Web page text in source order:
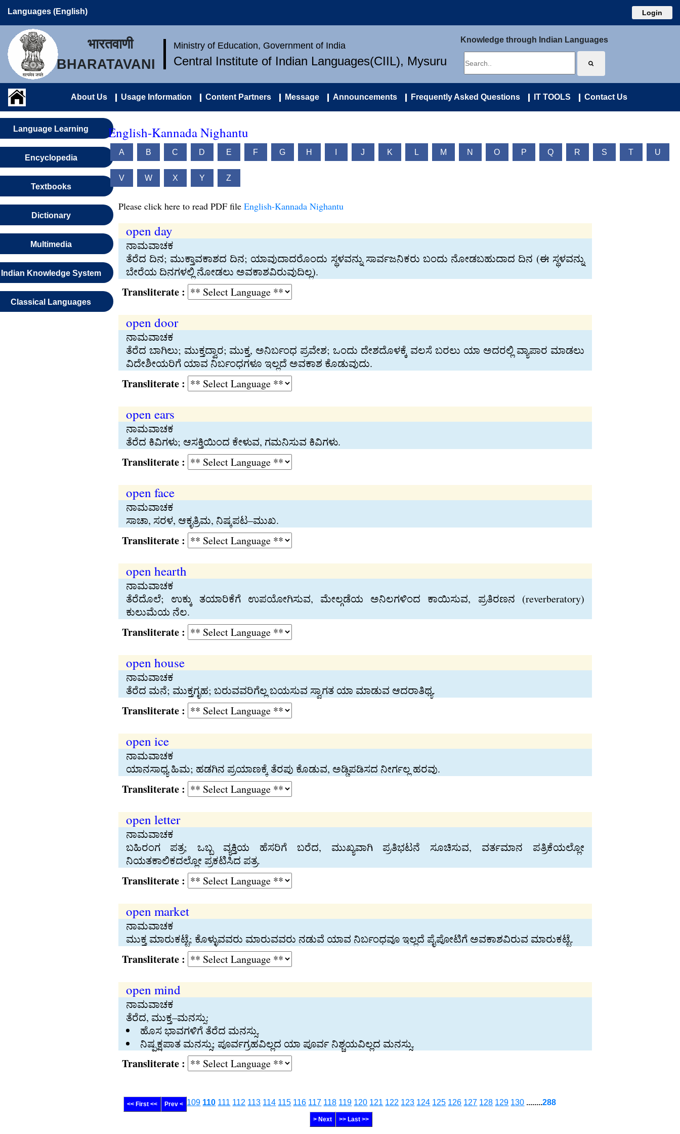
Languages (English) Login
भारतवाणी
BHARATAVANI
Ministry of Education, Government of India
Central Institute of Indian Languages(CIIL), Mysuru
Knowledge through Indian Languages
About Us Usage Information Content Partners Message Announcements Frequently Asked Questions IT TOOLS Contact Us
Language Learning
Encyclopedia
Textbooks
Dictionary
Multimedia
Indian Knowledge System
Classical Languages
English-Kannada Nighantu
A B C D E F G H J K L M N O P Q R S T U
V W X Y Z
Please click here to read PDF file English-Kannada Nighantu
open day
ನಾಮವಾಚಕ
ತೆರೆದ ದಿನ; ಮುಕ್ತಾವಕಾಶದ ದಿನ; ಯಾವುದಾದರೊಂದು ಸ್ಥಳವನ್ನು ಸಾರ್ವಜನಿಕರು ಬಂದು ನೋಡಬಹುದಾದ ದಿನ (ಈ ಸ್ಥಳವನ್ನು
ಬೇರೆಯ ದಿನಗಳಲ್ಲಿ ನೋಡಲು ಅವಕಾಶವಿರುವುದಿಲ್ಲ).
Transliterate :
open door
ನಾಮವಾಚಕ
ತೆರೆದ ಬಾಗಿಲು; ಮುಕ್ತದ್ವಾರ; ಮುಕ್ತ, ಅನಿರ್ಬಂಧ ಪ್ರವೇಶ; ಒಂದು ದೇಶದೊಳಕ್ಕೆ ವಲಸೆ ಬರಲು ಯಾ ಅದರಲ್ಲಿ ವ್ಯಾಪಾರ ಮಾಡಲು
ವಿದೇಶೀಯರಿಗೆ ಯಾವ ನಿರ್ಬಂಧಗಳೂ ಇಲ್ಲದೆ ಅವಕಾಶ ಕೊಡುವುದು.
Transliterate :
open ears
ನಾಮವಾಚಕ
ತೆರೆದ ಕಿವಿಗಳು; ಆಸಕ್ತಿಯಿಂದ ಕೇಳುವ, ಗಮನಿಸುವ ಕಿವಿಗಳು.
Transliterate :
open face
ನಾಮವಾಚಕ
ಸಾಚಾ, ಸರಳ, ಆಕೃತ್ರಿಮ, ನಿಷ್ಕಪಟ–ಮುಖ.
Transliterate :
open hearth
ನಾಮವಾಚಕ
ತೆರೆದೊಲೆ; ಉಕ್ಕು ತಯಾರಿಕೆಗೆ ಉಪಯೋಗಿಸುವ, ಮೇಲ್ಗಡೆಯ ಅನಿಲಗಳಿಂದ ಕಾಯಿಸುವ, ಪ್ರತಿರಣನ (reverberatory)
ಕುಲುಮೆಯ ನೆಲ.
Transliterate :
open house
ನಾಮವಾಚಕ
ತೆರೆದ ಮನೆ; ಮುಕ್ತಗೃಹ; ಬರುವವರಿಗೆಲ್ಲ ಬಯಸುವ ಸ್ವಾಗತ ಯಾ ಮಾಡುವ ಆದರಾತಿಥ್ಯ.
Transliterate :
open ice
ನಾಮವಾಚಕ
ಯಾನಸಾಧ್ಯ ಹಿಮ; ಹಡಗಿನ ಪ್ರಯಾಣಕ್ಕೆ ತೆರಪು ಕೊಡುವ, ಅಡ್ಡಿಪಡಿಸದ ನೀರ್ಗಲ್ಲ ಹರವು.
Transliterate :
open letter
ನಾಮವಾಚಕ
ಬಹಿರಂಗ ಪತ್ರ; ಒಬ್ಬ ವ್ಯಕ್ತಿಯ ಹೆಸರಿಗೆ ಬರೆದ, ಮುಖ್ಯವಾಗಿ ಪ್ರತಿಭಟನೆ ಸೂಚಿಸುವ, ವರ್ತಮಾನ ಪತ್ರಿಕೆಯಲ್ಲೋ
ನಿಯತಕಾಲಿಕದಲ್ಲೋ ಪ್ರಕಟಿಸಿದ ಪತ್ರ.
Transliterate :
open market
ನಾಮವಾಚಕ
ಮುಕ್ತ ಮಾರುಕಟ್ಟೆ; ಕೊಳ್ಳುವವರು ಮಾರುವವರು ನಡುವೆ ಯಾವ ನಿರ್ಬಂಧವೂ ಇಲ್ಲದೆ ಪೈಪೋಟಿಗೆ ಅವಕಾಶವಿರುವ ಮಾರುಕಟ್ಟೆ.
Transliterate :
open mind
ನಾಮವಾಚಕ
ತೆರೆದ, ಮುಕ್ತ–ಮನಸ್ಸು:
ಹೊಸ ಭಾವಗಳಿಗೆ ತೆರೆದ ಮನಸ್ಸು.
ನಿಷ್ಪಕ್ಷಪಾತ ಮನಸ್ಸು; ಪೂರ್ವಗ್ರಹವಿಲ್ಲದ ಯಾ ಪೂರ್ವ ನಿಶ್ಚಯವಿಲ್ಲದ ಮನಸ್ಸು.
Transliterate :
<< First << Prev < 109 110 111 112 113 114 115 116 117 118 119 120 121 122 123 124 125 126 127 128 129 130 ........288
> Next >> Last >>